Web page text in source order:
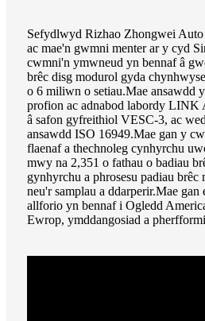
Sefydlwyd Rizhao Zhongwei
ac mae'n gwmni menter ar y cyd
cwmni'n ymwneud yn bennaf â
brêc disg modurol gyda
o 6 miliwn o setiau.Mae ansawdd
profion ac adnabod labordy LINK
â safon gyfreithiol VESC-3, ac
ansawdd ISO 16949.Mae gan y
flaenaf a thechnoleg cynhyrchu
mwy na 2,351 o fathau o badiau
gynhyrchu a phrosesu padiau
neu'r samplau a ddarperir.Mae
allforio yn bennaf i Ogledd
Ewrop, ymddangosiad a